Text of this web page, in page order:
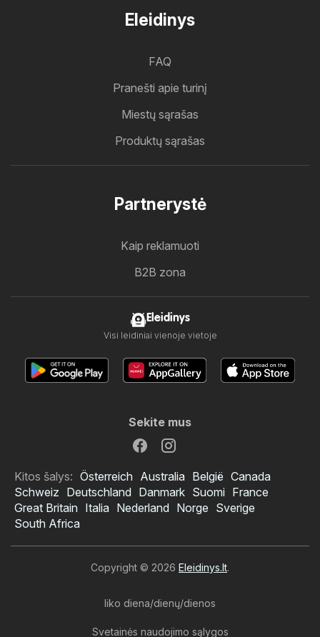
Eleidinys
FAQ
Pranešti apie turinį
Miestų sąrašas
Produktų sąrašas
Partnerystė
Kaip reklamuoti
B2B zona
Eleidinys
Visi leidiniai vienoje vietoje
Sekite mus
Kitos šalys: Österreich Australia België Canada
Schweiz Deutschland Danmark Suomi France
Great Britain Italia Nederland Norge Sverige
South Africa
Copyright © 2026 Eleidinys.lt.
liko diena/dienų/dienos
Svetainės naudojimo sąlygos